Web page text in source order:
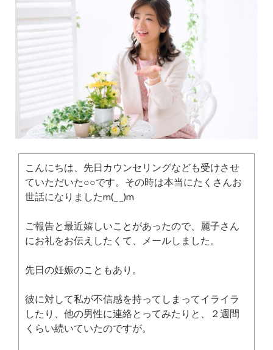
こんにちは、先日カウンセリングなども受けさせ
ていただいた○○です。その時は本当にたくさんお
世話になりましたm(_ _)m
ご報告と最近嬉しいことがあったので、麗子さん
にお礼をお伝えしたくて、メールしました。
先日の妊娠のこともあり。
彼に対して私が不信感を持ってしまってイライラ
したり、他の男性に連絡とってみたりと、２週間
くらい続いていたのですが。